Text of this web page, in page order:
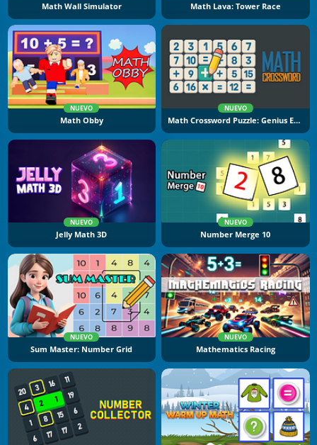
Math Wall Simulator Math Lava: Tower Race
NUEVO
Math Obby
NUEVO
Math Crossword Puzzle: Genius Edition
NUEVO
Jelly Math 3D
NUEVO
Number Merge 10
NUEVO
Sum Master: Number Grid
NUEVO
Mathematics Racing